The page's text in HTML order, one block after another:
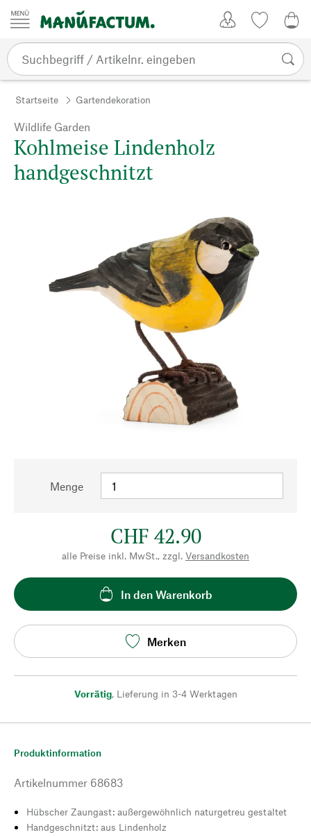
Zum Inhalt springen
Startseite Gartendekoration
Wildlife Garden
Kohlmeise Lindenholz
handgeschnitzt
Menge
CHF 42.90
alle Preise inkl. MwSt., zzgl. Versandkosten
In den Warenkorb
Merken
Vorrätig, Lieferung in 3-4 Werktagen
Produktinformation
Artikelnummer 68683
Hübscher Zaungast: außergewöhnlich naturgetreu gestaltet
Handgeschnitzt: aus Lindenholz